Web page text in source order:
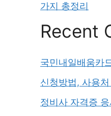
가지 총정리
Recent
국민내일배움카
신청방법, 사용
정비사 자격증